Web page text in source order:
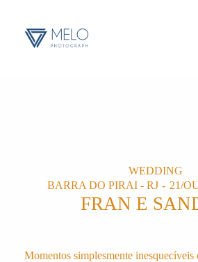
WEDDING
BARRA DO PIRAI - RJ
21/
FRAN E
Momentos simplesmente inesquecíveis